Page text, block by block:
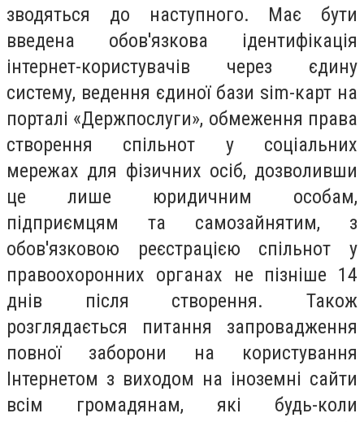
зводяться до наступного. Має бути
введена обов'язкова ідентифікація
інтернет-користувачів через єдину
систему, ведення єдиної бази sim-карт на
порталі «Держпослуги», обмеження права
створення спільнот у соціальних
мережах для фізичних осіб, дозволивши
це лише юридичним особам,
підприємцям та самозайнятим, з
обов'язковою реєстрацією спільнот у
правоохоронних органах не пізніше 14
днів після створення. Також
розглядається питання запровадження
повної заборони на користування
Інтернетом з виходом на іноземні сайти
всім громадянам, які будь-коли